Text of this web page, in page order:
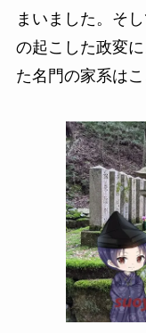
まいました。そ
の起こした政変
た名門の家系は